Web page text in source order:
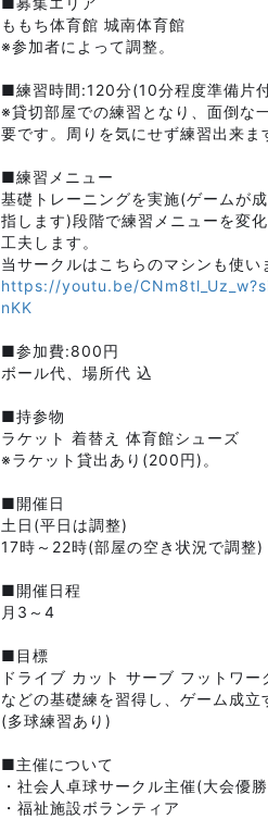
ももち体育館 城南体育館
※参加者によって調整。
■練習時間:120分(10分程度準備片
※貸切部屋での練習となり、面倒な
要です。周りを気にせず練習出来ま
■練習メニュー
基礎トレーニングを実施(ゲームが
指します)段階で練習メニューを変
工夫します。
当サークルはこちらのマシンも使い
https://youtu.be/
nKK
■参加費:800円
ボール代、場所代 込
■持参物
ラケット 着替え 体育館シューズ
※ラケット貸出あり(200円)。
■開催日
土日(平日は調整)
17時～22時(部屋の空き状況で調整)
■開催日程
月3～4
■目標
ドライブ カット サーブ フットワー
などの基礎練を習得し、ゲーム成立
(多球練習あり)
■主催について
・社会人卓球サークル主催(大会優
・福祉施設ボランティア